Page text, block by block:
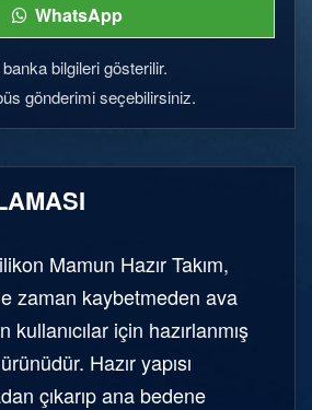
WhatsApp
bilgileri gösterilir.
gönderimi seçebilirsiniz.
Mamun Hazır Takım,
zaman kaybetmeden ava
için hazırlanmış
Hazır yapısı
çıkarıp ana bedene